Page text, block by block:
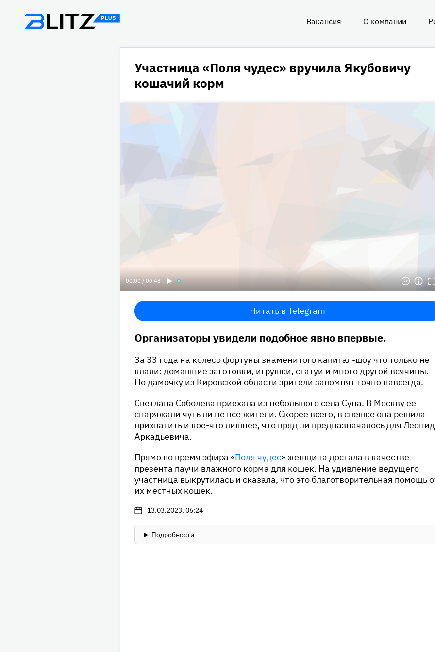
Вакансия О компании
Участница «Поля чудес» вручила Якубовичу
кошачий корм
00:00 / 00:48
Читать в Telegram
Организаторы увидели подобное явно впервые.
За 33 года на колесо фортуны знаменитого капитал-шоу что только не
клали: домашние заготовки, игрушки, статуи и много другой всячины.
Но дамочку из Кировской области зрители запомнят точно навсегда.
Светлана Соболева приехала из небольшого села Суна. В Москву ее
снаряжали чуть ли не все жители. Скорее всего, в спешке она решила
прихватить и кое-что лишнее, что вряд ли предназначалось для
Аркадьевича.
Прямо во время эфира «Поля чудес» женщина достала в качестве
презента паучи влажного корма для кошек. На удивление ведущего
участница выкрутилась и сказала, что это благотворительная помощь
их местных кошек.
13.03.2023, 06:24
Подробности